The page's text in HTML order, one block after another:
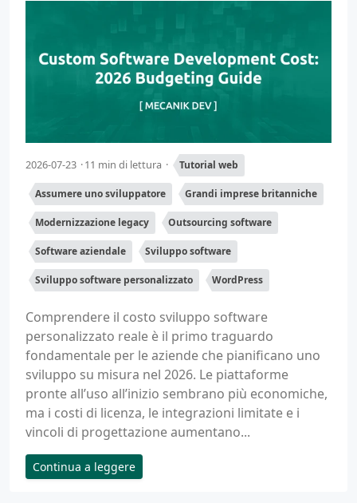
2026-07-23 11 min di lettura Tutorial web
Assumere uno sviluppatore Grandi imprese britanniche
Modernizzazione legacy Outsourcing software
Software aziendale Sviluppo software
Sviluppo software personalizzato WordPress
Comprendere il costo sviluppo software
personalizzato reale è il primo traguardo
fondamentale per le aziende che pianificano uno
sviluppo su misura nel 2026. Le piattaforme
pronte all’uso all’inizio sembrano più economiche,
ma i costi di licenza, le integrazioni limitate e i
vincoli di progettazione aumentano...
Continua a leggere